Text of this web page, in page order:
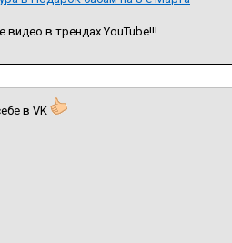
видео в трендах YouTube!!!
в VK